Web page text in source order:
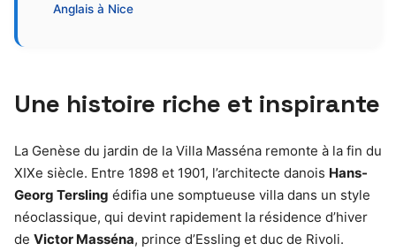
Anglais à Nice
Une histoire riche et inspirante
La Genèse du jardin de la Villa Masséna remonte à la fin du
XIXe siècle. Entre 1898 et 1901, l’architecte danois Hans-
Georg Tersling édifia une somptueuse villa dans un style
néoclassique, qui devint rapidement la résidence d’hiver
de Victor Masséna, prince d’Essling et duc de Rivoli.